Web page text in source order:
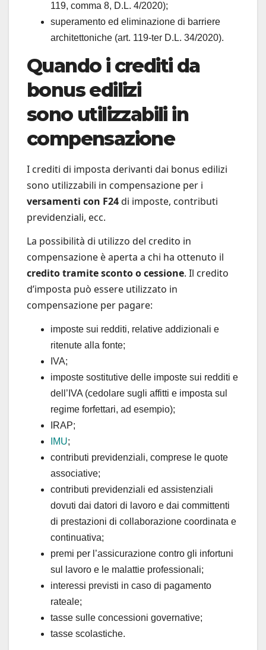
119, comma 8, D.L. 4/2020);
superamento ed eliminazione di barriere
architettoniche (art. 119-ter D.L. 34/2020).
Quando i crediti da
bonus edilizi
sono utilizzabili in
compensazione
I crediti di imposta derivanti dai bonus edilizi
sono utilizzabili in compensazione per i
versamenti con F24di imposte, contributi
previdenziali, ecc.
La possibilità di utilizzo del credito in
compensazione è aperta a chi ha ottenuto il
credito tramite sconto o cessione. Il credito
d’imposta può essere utilizzato in
compensazione per pagare:
imposte sui redditi, relative addizionali e
ritenute alla fonte;
IVA;
imposte sostitutive delle imposte sui redditi e
dell’IVA (cedolare sugli affitti e imposta sul
regime forfettari, ad esempio);
IRAP;
IMU;
contributi previdenziali, comprese le quote
associative;
contributi previdenziali ed assistenziali
dovuti dai datori di lavoro e dai committenti
di prestazioni di collaborazione coordinata e
continuativa;
premi per l’assicurazione contro gli infortuni
sul lavoro e le malattie professionali;
interessi previsti in caso di pagamento
rateale;
tasse sulle concessioni governative;
tasse scolastiche.